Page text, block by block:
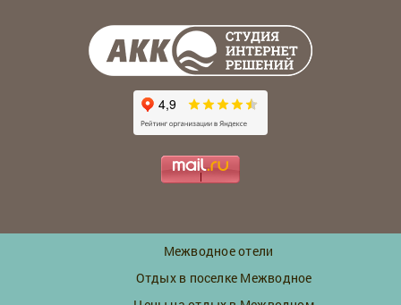
Межводное отели
Отдых в поселке Межводное